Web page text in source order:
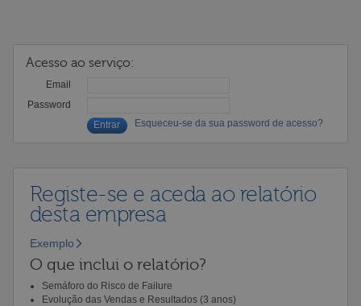
Acesso ao serviço:
Email
Password
Esqueceu-se da sua password de acesso?
Registe-se e aceda ao relatório
desta empresa
Exemplo
O que inclui o relatório?
Semáforo do Risco de Failure
Evolução das Vendas e Resultados (3 anos)